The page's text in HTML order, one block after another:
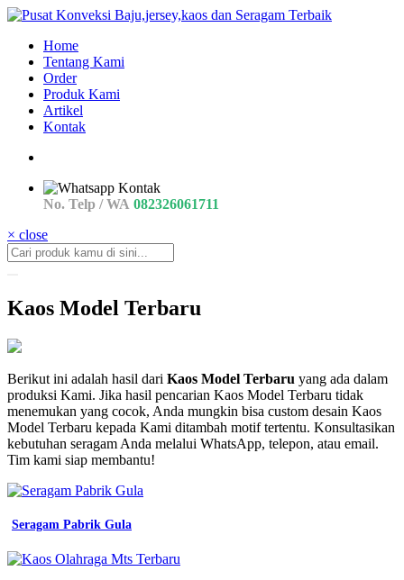
Home
Tentang Kami
Order
Produk Kami
Artikel
Kontak
No. Telp / WA 082326061711
× close
Kaos Model Terbaru
jual
Kaos
Lpk
Jepang
bisa
cod
kaos
batik
pict
Berikut ini adalah hasil dari Kaos Model Terbaru yang ada dalam
produksi Kami. Jika hasil pencarian Kaos Model Terbaru tidak
menemukan yang cocok, Anda mungkin bisa custom desain Kaos
Model Terbaru kepada Kami ditambah motif tertentu. Konsultasikan
kebutuhan seragam Anda melalui WhatsApp, telepon, atau email.
Tim kami siap membantu!
Seragam Pabrik Gula